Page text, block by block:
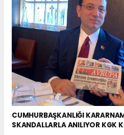
CUMHURBAŞKANLIĞI
SKANDALLARLA ANILIYOR KGK